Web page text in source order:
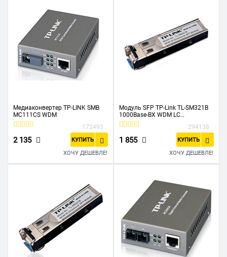
Медиаконвертер TP-LINK SMB
MC111CS WDM
172493
2 135 КУПИТЬ
ХОЧУ ДЕШЕВЛЕ!
Модуль SFP TP-Link TL-SM321B
1000Base-BX WDM LC
TX:1310nm RX:1550nm 10км
294138
1 855 КУПИТЬ
ХОЧУ ДЕШЕВЛЕ!